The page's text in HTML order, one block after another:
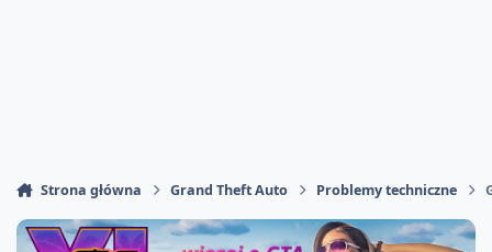
Strona główna Grand Theft Auto Problemy techniczne